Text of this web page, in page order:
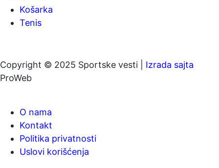
Košarka
Tenis
Copyright © 2025 Sportske vesti | Izrada sajta
ProWeb
O nama
Kontakt
Politika privatnosti
Uslovi korišćenja